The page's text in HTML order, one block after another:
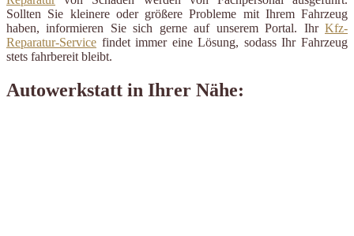
Sollten Sie kleinere oder größere Probleme mit Ihrem Fahrzeug
haben, informieren Sie sich gerne auf unserem Portal. Ihr Kfz-
Reparatur-Service findet immer eine Lösung, sodass Ihr Fahrzeug
stets fahrbereit bleibt.
Autowerkstatt in Ihrer Nähe: